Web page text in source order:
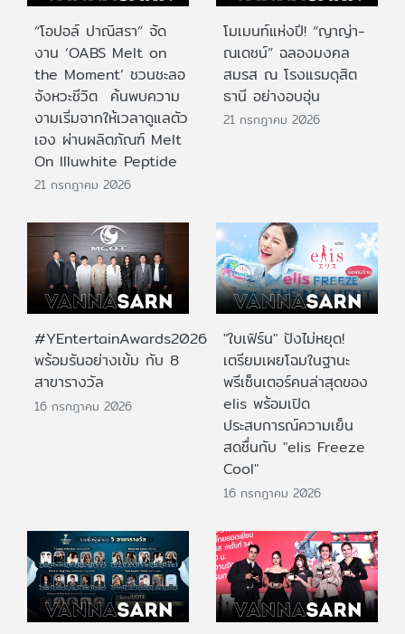
“โอปอล์ ปาณิสรา” จัด
งาน ‘OABS Melt on
the Moment’ ชวนชะลอ
จังหวะชีวิต ค้นพบความ
งามเริ่มจากให้เวลาดูแลตัว
เอง ผ่านผลิตภัณฑ์ Melt
On Illuwhite Peptide
21 กรกฎาคม 2026
โมเมนท์แห่งปี! “ญาญ่า-
ณเดชน์” ฉลองมงคล
สมรส ณ โรงแรมดุสิต
ธานี อย่างอบอุ่น
21 กรกฎาคม 2026
#YEntertainAwards2026
พร้อมรันอย่างเข้ม กับ 8
สาขารางวัล
16 กรกฎาคม 2026
"ใบเฟิร์น" ปังไม่หยุด!
เตรียมเผยโฉมในฐานะ
พรีเซ็นเตอร์คนล่าสุดของ
elis พร้อมเปิด
ประสบการณ์ความเย็น
สดชื่นกับ "elis Freeze
Cool"
16 กรกฎาคม 2026